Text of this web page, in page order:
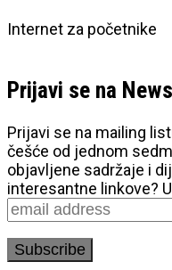
Internet za početnike
Prijavi se na
Prijavi se na mailing
češće od jednom
objavljene sadržaje i
interesantne linkove?